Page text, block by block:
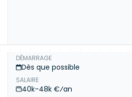
DÉMARRAGE
Dès que possible
SALAIRE
40k-48k €⁄an